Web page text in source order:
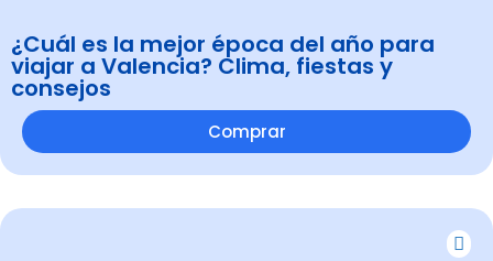
¿Cuál es la mejor época del año para
viajar a Valencia? Clima, fiestas y
consejos
Comprar